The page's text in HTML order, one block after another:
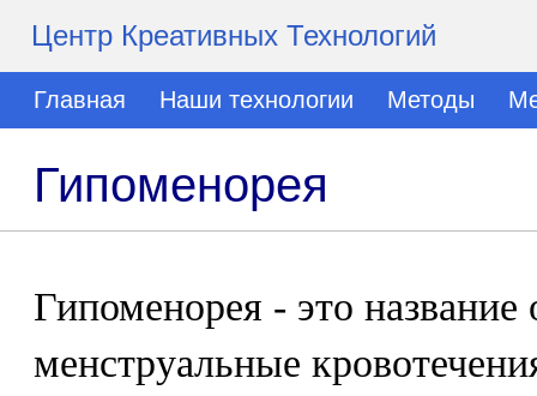
Центр Креативных Технологий
Главная Наши технологии Методы
Гипоменорея
Гипоменорея - это название
менструальные